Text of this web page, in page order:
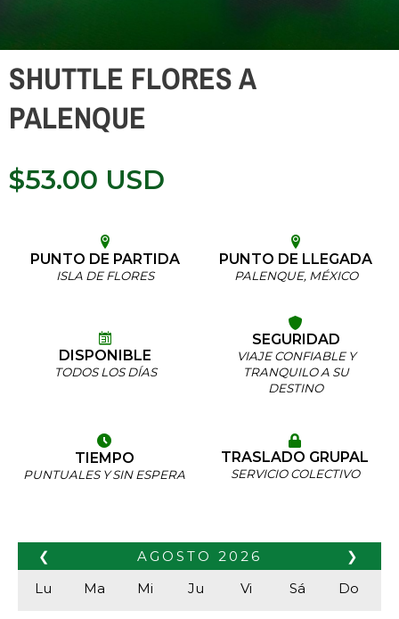
SHUTTLE FLORES A
PALENQUE
$53.00 USD
PUNTO DE PARTIDA
ISLA DE FLORES
PUNTO DE LLEGADA
PALENQUE, MÉXICO
DISPONIBLE
TODOS LOS DÍAS
SEGURIDAD
VIAJE CONFIABLE Y
TRANQUILO A SU
DESTINO
TIEMPO
PUNTUALES Y SIN ESPERA
TRASLADO GRUPAL
SERVICIO COLECTIVO
❮ ❯
AGOSTO 2026
Lu
Ma Mi Ju Vi Sá Do